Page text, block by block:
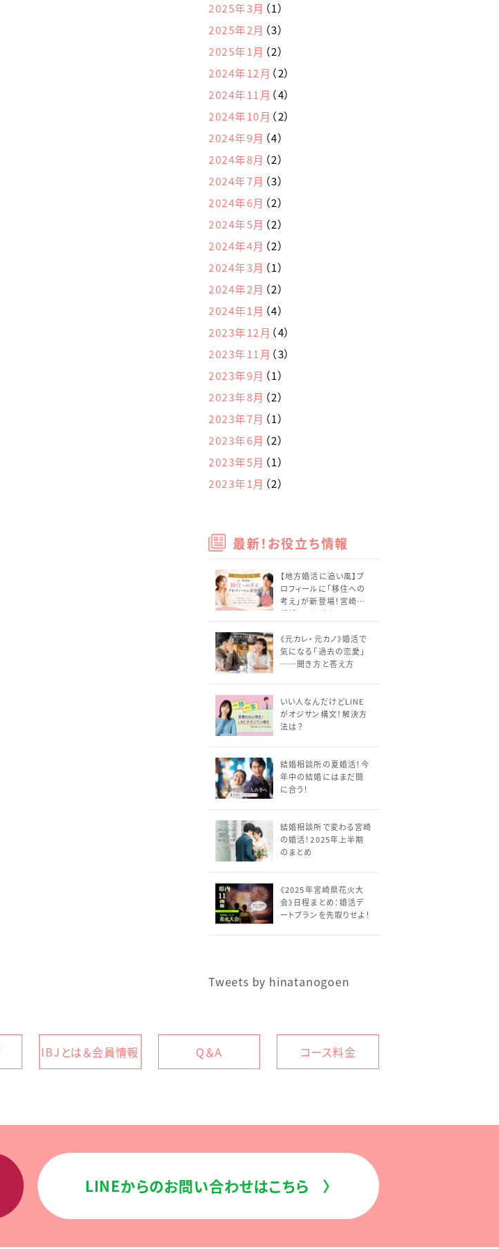
2025年3月 （1）
2025年2月 （3）
2025年1月 （2）
2024年12月 （2）
2024年11月 （4）
2024年10月 （2）
2024年9月 （4）
2024年8月 （2）
2024年7月 （3）
2024年6月 （2）
2024年5月 （2）
2024年4月 （2）
2024年3月 （1）
2024年2月 （2）
2024年1月 （4）
2023年12月 （4）
2023年11月 （3）
2023年9月 （1）
2023年8月 （2）
2023年7月 （1）
2023年6月 （2）
2023年5月 （1）
2023年1月 （2）
最新！お役立ち情報
【地方婚活に追い風】プ
ロフィールに「移住への
考え」が新登場！宮崎の
婚活はどう変わる？
《元カレ・元カノ》婚活で
気になる「過去の恋愛」
──聞き方と答え方
いい人なんだけどLINE
がオジサン構文！解決方
法は？
結婚相談所の夏婚活！今
年中の結婚にはまだ間
に合う！
結婚相談所で変わる宮崎
の婚活！2025年上半期
のまとめ
《2025年宮崎県花火大
会》日程まとめ：婚活デ
ートプランを先取りせよ！
Tweets by hinatanogoen
IBJとは＆会員情報 Q＆A コース料金
LINEからのお問い合わせはこちら〉